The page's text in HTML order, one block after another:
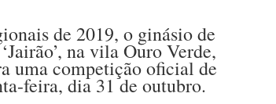
de 2019, o ginásio de
na vila Ouro Verde,
uma competição oficial de
feira, dia 31 de outubro.